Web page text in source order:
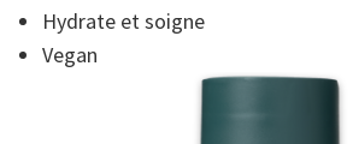
4,3 de 5 étoiles
Hydrate et soigne
Vegan